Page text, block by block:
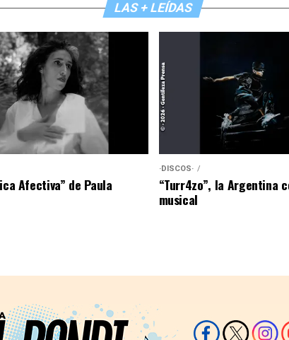
LAS + LEÍDAS
Afectiva” de Paula
·DISCOS·
“Turr4zo”, la Argentina
musical